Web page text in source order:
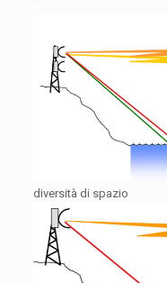
diversità di spazio